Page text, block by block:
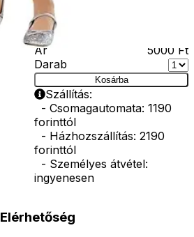
Ár
5000 Ft
Darab
Kosárba
Szállítás:
- Csomagautomata: 1190
forinttól
- Házhozszállítás: 2190
forinttól
- Személyes átvétel:
ingyenesen
Elérhetőség